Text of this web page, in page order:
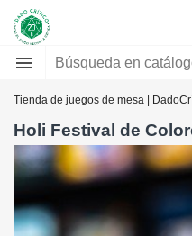

Tienda de juegos de mesa |
Holi Festival de